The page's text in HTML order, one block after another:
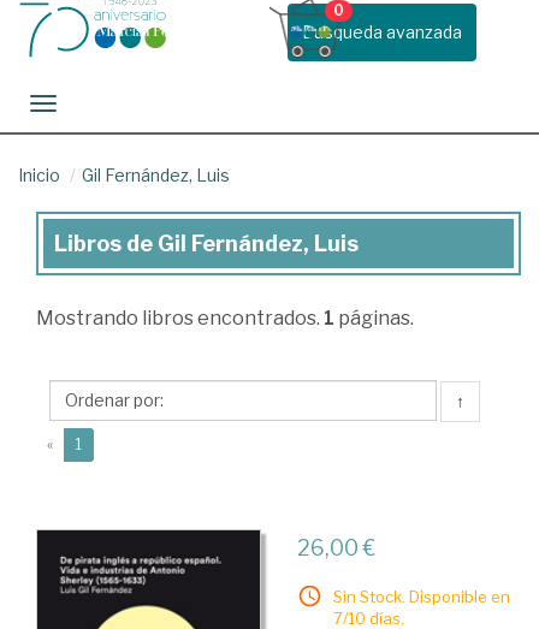
Busqueda avanzada
0
Toggle navigation
Inicio Gil Fernández, Luis
Libros
Gil
Luis
Libros de Gil Fernández, Luis
Mostrando libros encontrados. 1 páginas.
↑
« 1
26,00 €
Sin Stock. Disponible en
7/10 días.